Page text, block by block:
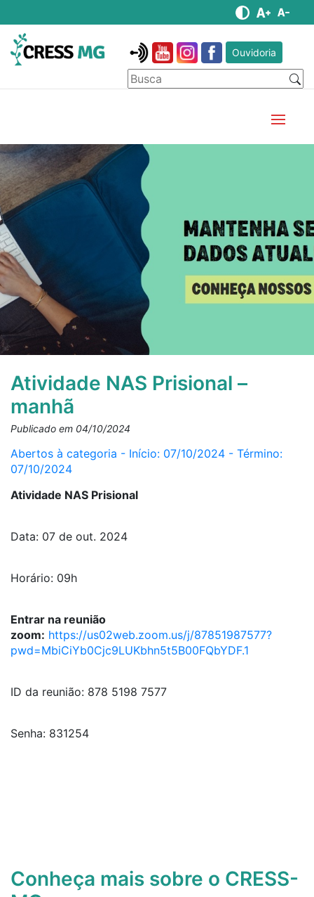
Ouvidoria
Atividade NAS Prisional –
manhã
Publicado em 04/10/2024
Abertos à categoria - Início: 07/10/2024 - Término:
07/10/2024
Atividade NAS Prisional
Data: 07 de out. 2024
Horário: 09h
Entrar na reunião
zoom: https://us02web.zoom.us/j/87851987577?
pwd=MbiCiYb0Cjc9LUKbhn5t5B00FQbYDF.1
ID da reunião: 878 5198 7577
Senha: 831254
Conheça mais sobre o CRESS-